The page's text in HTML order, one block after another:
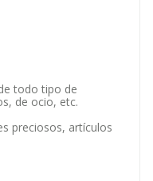
todo tipo de
de ocio, etc.
preciosos, artículos